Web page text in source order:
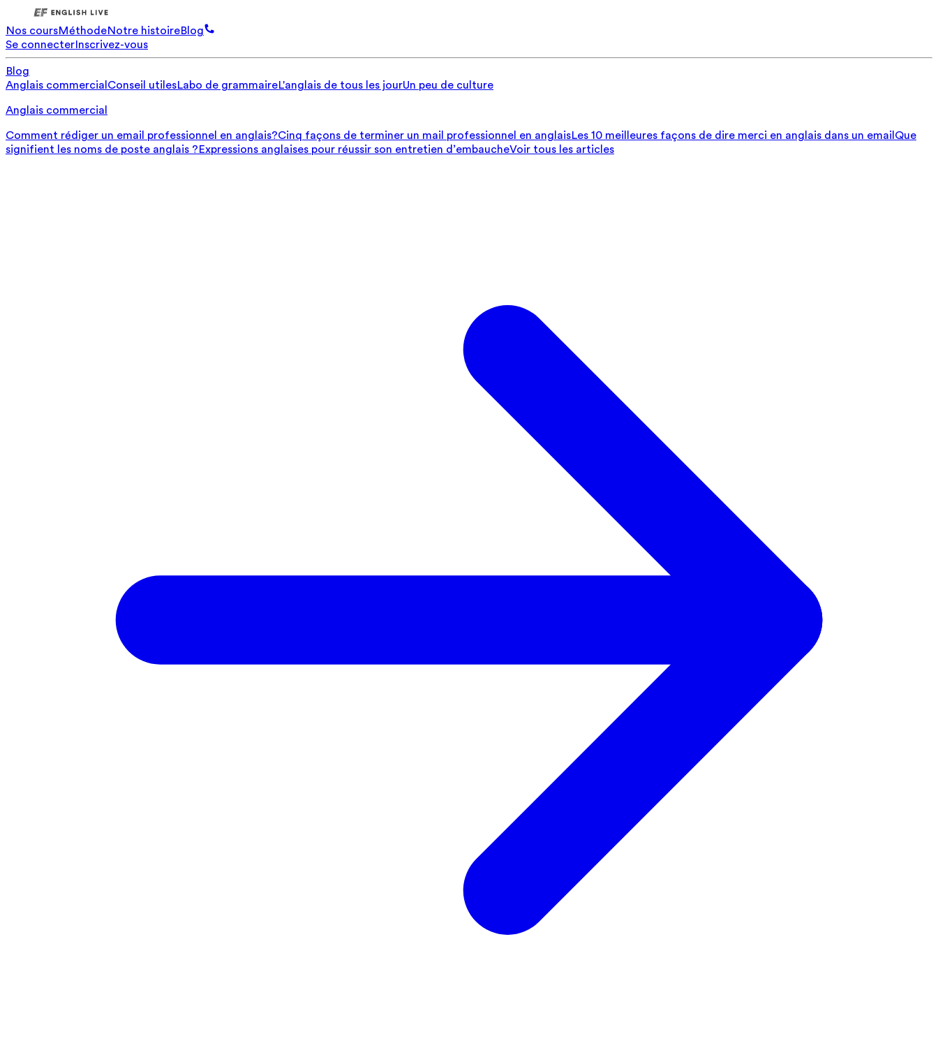
Nos coursMéthodeNotre histoireBlog
Se connecterInscrivez-vous
Blog
Anglais commercial Conseil utilesLabo de grammaireL'anglais de tous les jourUn peu de culture
Anglais commercial
Comment rédiger un email professionnel en anglais?Cinq façons de terminer un mail professionnel en anglaisLes 10 meilleures façons de dire merci en anglais dans un email Que
signifient les noms de poste anglais ?Expressions anglaises pour réussir son entretien d’embaucheVoir tous les articles